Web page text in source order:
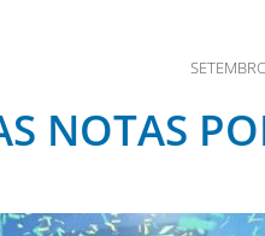
NOTAS